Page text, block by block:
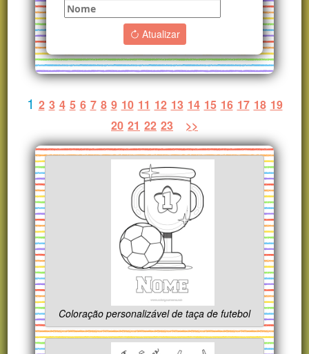
Atualizar
1 2 3 4 5 6 7 8 9 10 11 12 13 14 15 16 17 18 19
20 21 22 23 >>
Coloração personalizável de taça de futebol